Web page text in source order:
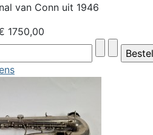
van Conn uit 1946
1750,00